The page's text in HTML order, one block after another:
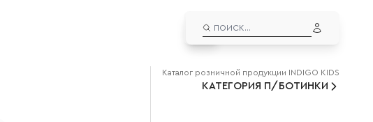
EN
ЛИЧНЫЙ КАБИНЕТ
ВЫЙТИ ИЗ АККАУНТА
ДУТЫШИ
Каталог розничной продукции INDIGO KIDS
КАТЕГОРИЯ П/БОТИНКИ